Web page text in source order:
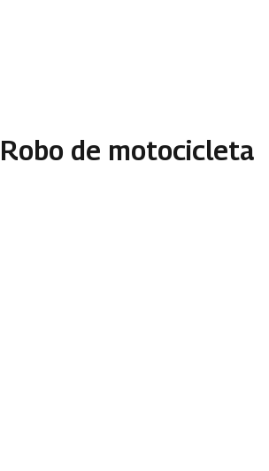
Robo de motocicleta